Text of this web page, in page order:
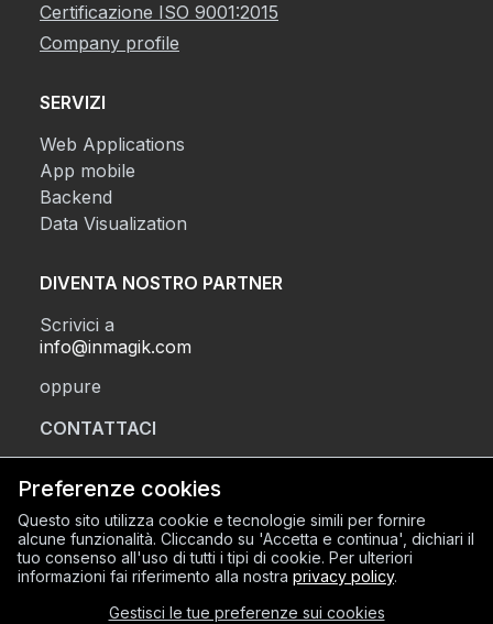
Certificazione ISO 9001:2015
Company profile
SERVIZI
Web Applications
App mobile
Backend
Data Visualization
DIVENTA NOSTRO PARTNER
Scrivici a
info@inmagik.com
oppure
CONTATTACI
SEDE LEGALE
Via Sant’Orsola 2, BG (24122)
SEDE OPERATIVA
Via Mazzini 8, BG (24128)
Preferenze cookies
Questo sito utilizza cookie e tecnologie simili per fornire
alcune funzionalità. Cliccando su 'Accetta e continua', dichiari il
tuo consenso all'uso di tutti i tipi di cookie. Per ulteriori
informazioni fai riferimento alla nostra privacy policy.
Gestisci le tue preferenze sui cookies